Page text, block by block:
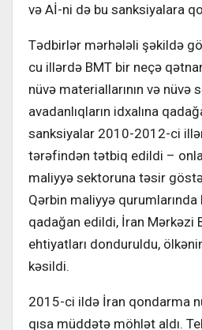
və Aİ-ni də bu sanksiyalara
Tədbirlər mərhələli şəkildə
cu illərdə BMT bir neçə
nüvə materiallarının və nüvə
avadanlıqların idxalına
sanksiyalar 2010-2012-ci
tərəfindən tətbiq edildi –
maliyyə sektoruna təsir
Qərbin maliyyə
qadağan edildi, İran Mərkəzi
ehtiyatları donduruldu,
kəsildi.
2015-ci ildə İran qondarma
qısa müddətə möhlət aldı.